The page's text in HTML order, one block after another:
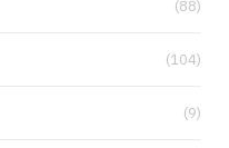
(88)
(104)
(9)